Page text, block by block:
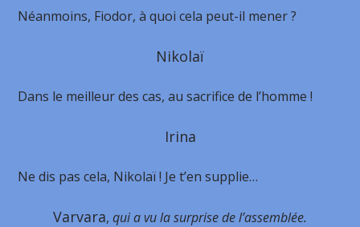
Néanmoins, Fiodor, à quoi cela peut-il mener ?
Nikolaï
Dans le meilleur des cas, au sacrifice de l’homme !
Irina
Ne dis pas cela, Nikolaï ! Je t’en supplie…
Varvara, qui a vu la surprise de l’assemblée.